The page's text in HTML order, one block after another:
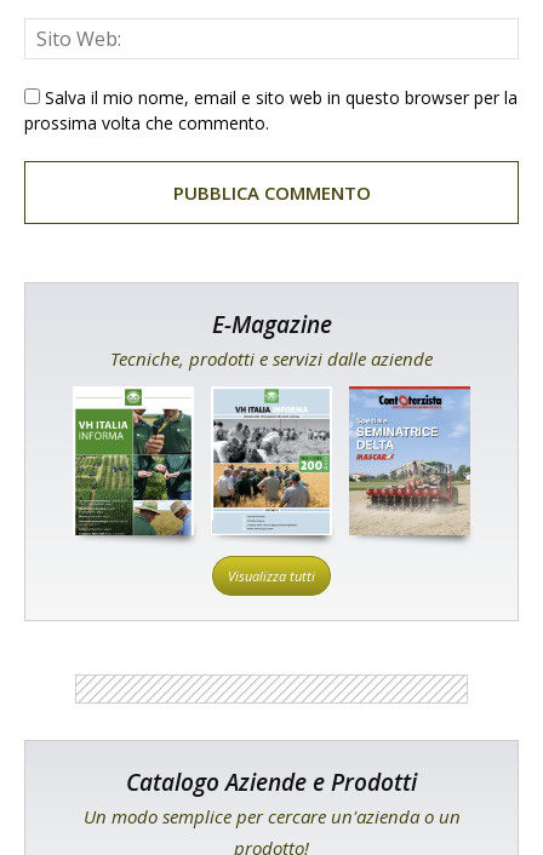
Salva il mio nome, email e sito web in questo browser per la
prossima volta che commento.
E-Magazine
Tecniche, prodotti e servizi dalle aziende
Visualizza tutti
Catalogo Aziende e Prodotti
Un modo semplice per cercare un'azienda o un
prodotto!